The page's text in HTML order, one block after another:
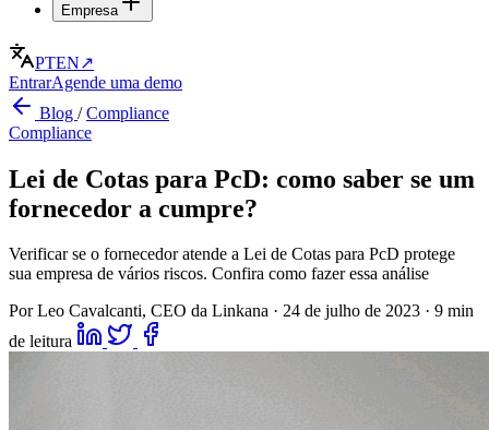
Empresa
PTEN↗
EntrarAgende uma demo
Blog /Compliance
Compliance
Lei de Cotas para PcD: como saber se um
fornecedor a cumpre?
Verificar se o fornecedor atende a Lei de Cotas para PcD protege
sua empresa de vários riscos. Confira como fazer essa análise
Por Leo Cavalcanti, CEO da Linkana · 24 de julho de 2023 · 9 min
de leitura